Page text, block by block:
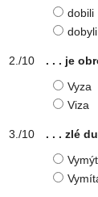
dobili
dobyli
. . . je
Vyza
Viza
. . . zlé